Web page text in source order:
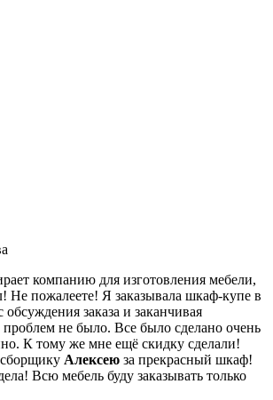
компанию для изготовления мебели,
Не пожалеете! Я заказывала шкаф-купе в
заказа и заканчивая
не было. Все было сделано очень
К тому же мне ещё скидку сделали!
Алексею за прекрасный шкаф!
Всю мебель буду заказывать только